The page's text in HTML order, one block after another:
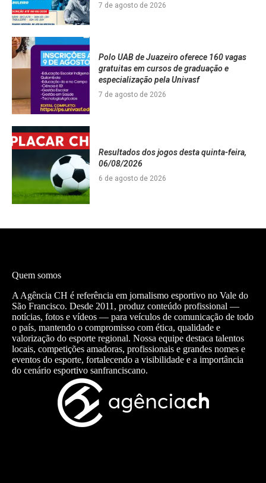
7 de agosto de 2026
Polo UAB de Juazeiro oferece 160 vagas
gratuitas em cursos de graduação e
especialização pela Univasf
7 de agosto de 2026
Resultados dos jogos desta quinta-feira,
06/08/2026
6 de agosto de 2026
Quem somos
A Agência CH é referência em jornalismo esportivo no Vale do
São Francisco. Desde 2011, produz conteúdo profissional —
notícias, fotos e vídeos — para veículos de comunicação de todo
o país, mantendo o compromisso com ética, qualidade e
valorização do esporte regional. Nossa equipe destaca talentos
locais, competições amadoras, profissionais e grandes nomes e
eventos do esporte, fortalecendo a visibilidade e a importância
do cenário esportivo sanfranciscano.